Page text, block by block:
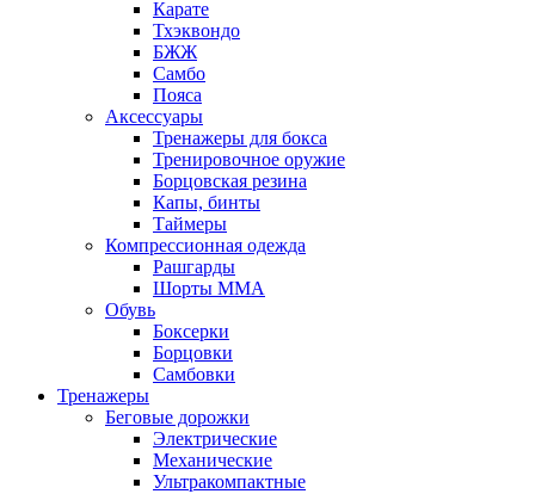
Карате
Тхэквондо
БЖЖ
Самбо
Пояса
Аксессуары
Тренажеры для бокса
Тренировочное оружие
Борцовская резина
Капы, бинты
Таймеры
Компрессионная одежда
Рашгарды
Шорты MMA
Обувь
Боксерки
Борцовки
Самбовки
Тренажеры
Беговые дорожки
Электрические
Механические
Ультракомпактные